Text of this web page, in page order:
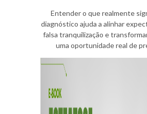
Entender o que realmente
diagnóstico ajuda a alinhar
falsa tranquilização e
uma oportunidade real de